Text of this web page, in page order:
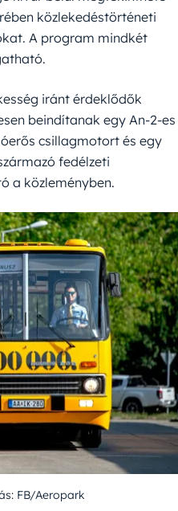
közlekedéstörténeti
A program mindkét
iránt érdeklődők
beindítanak egy An-2-es
csillagmotort és egy
fedélzeti
a közleményben.
FB/Aeropark